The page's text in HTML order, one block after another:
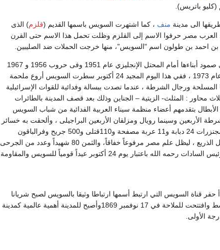
باتريس).
الى مدينة منف ، كما اشتهرت السويس باسمها القديم (قلزم) الذى
العرب مصر حرفوا الاسم إلى القلزم وظلت تحمل هذا الاسم حتى القرن
وتمضى الأيام لتصبح شاهده على صمود أبناءها أمام المحتل الإنجليزي عام 1951 وفى حروب 1956 و 1967
ثم أمام القوات الإسرائيلية في عام 1973 ، ففي هذا اليوم المجيد 24 أكتوبر سطرت السويس أروع ملحمة
المسلحة ورجال الشرطة ، عندما تصدت ببسالة وفدائية للقوات الإسرائيلية
محاور : المثلث- الزيتية – الجناين وذلك بعد قصف المدينة بالطائرات
الأبطال بتقدمهم أعضاء منظمة سيناء العربية الفدائية من شباب السويس
وسينما رويال ومزلقان الأربعين البراجيلى ، وألحقت به خسائر
فادحة في الأرواح والدبابات والمجنزرات 24 دبابة و11 عربة مصفحة و110قتلى و500 جريح وفرالباقون
مذعورين وباءت المحاولة بالفشل الذريع ، ليظل علم مصر مرفوعاً خفاقاً، والثمن 80 شهيداً وعدد من الجرحى
في سبيل الوطن و كان قرار الرئيس السادات رحمه الله باعتبار يوم 24 أكتوبر عيداً قومياً للسويس والمقاومة
25 من ابريل عام 1859 بدأ حفر قناة السويس التي ارتبط أسمها ارتباطا وثيقا بالسويس لصبح شريانا
يربط البحر الأحمر بالبحر المتوسط وافتتحت للملاحة في 17 نوفمبر 1869وأصبح للمدينة أهمية عالمية كمدينة
الأولى.